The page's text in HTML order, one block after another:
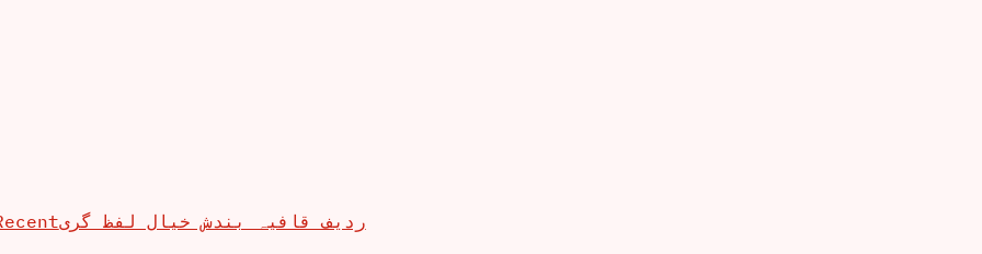
ردیف قافیہ بندش خیال لفظ گری